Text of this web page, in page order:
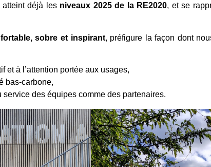
atteint déjà les niveaux 2025 de la RE2020, et se
sobre et inspirant, préfigure la façon dont
et à l’attention portée aux usages,
bas-carbone,
service des équipes comme des partenaires.